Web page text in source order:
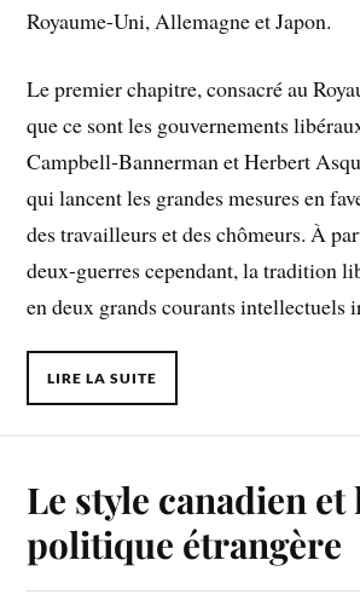
Royaume-Uni, Allemagne et Japon.
Le premier chapitre, consacré au
que ce sont les gouvernements
Campbell-Bannerman et Herbert
qui lancent les grandes mesures en
des travailleurs et des chômeurs. À
deux-guerres cependant, la tradition
en deux grands courants intellectuels
LIRE LA SUITE
Le style canadien et
politique étrangère